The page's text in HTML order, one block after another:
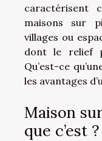
caractérisent
maisons sur
villages ou
dont le relief
Qu’est-ce
les avantages
Maison
que c’est ?